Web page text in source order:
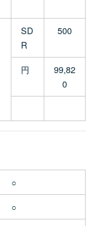
SD
R
500
円
99,82
0
○
○